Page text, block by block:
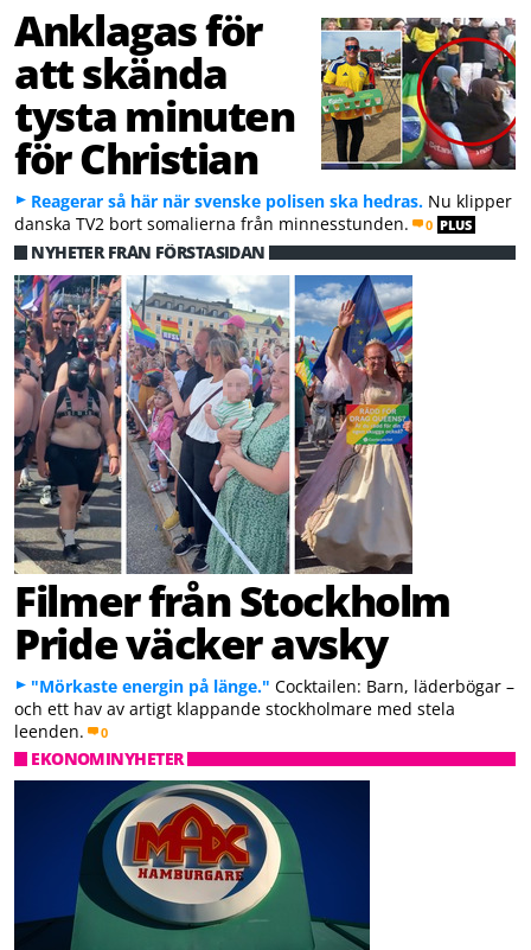
Anklagas för
att skända
tysta minuten
för Christian
Reagerar så här när svenske polisen ska hedras. Nu klipper
danska TV2 bort somalierna från minnesstunden.
0 PLUS
NYHETER FRÅN FÖRSTASIDAN
Filmer från Stockholm
Pride väcker avsky
"Mörkaste energin på länge." Cocktailen: Barn, läderbögar –
och ett hav av artigt klappande stockholmare med stela
leenden.
0
EKONOMINYHETER